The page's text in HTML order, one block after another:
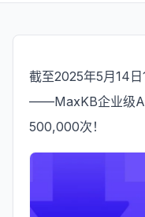
截至2025年5月14
——MaxKB企业级AI
500,000次！